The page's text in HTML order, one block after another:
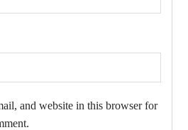
and website in this browser for